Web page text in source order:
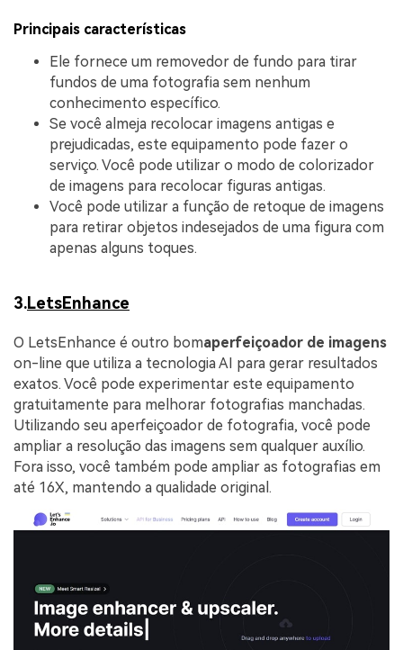
Principais características
Ele fornece um removedor de fundo para tirar
fundos de uma fotografia sem nenhum
conhecimento específico.
Se você almeja recolocar imagens antigas e
prejudicadas, este equipamento pode fazer o
serviço. Você pode utilizar o modo de colorizador
de imagens para recolocar figuras antigas.
Você pode utilizar a função de retoque de imagens
para retirar objetos indesejados de uma figura com
apenas alguns toques.
3.LetsEnhance
O LetsEnhance é outro bomaperfeiçoador de imagens
on-line que utiliza a tecnologia AI para gerar resultados
exatos. Você pode experimentar este equipamento
gratuitamente para melhorar fotografias manchadas.
Utilizando seu aperfeiçoador de fotografia, você pode
ampliar a resolução das imagens sem qualquer auxílio.
Fora isso, você também pode ampliar as fotografias em
até 16X, mantendo a qualidade original.